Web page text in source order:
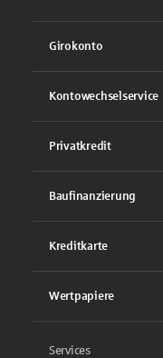
Girokonto
Kontowechselservice
Privatkredit
Baufinanzierung
Kreditkarte
Wertpapiere
Services